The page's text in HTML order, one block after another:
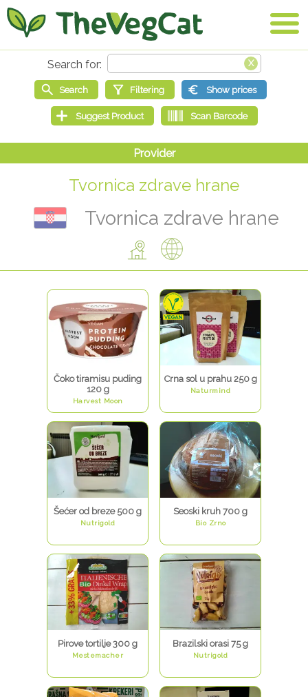
Tvornica zdrave hrane
Tvornica zdrave hrane
Čoko tiramisu puding
120 g
Harvest Moon
Crna sol u prahu 250 g
Naturmind
Šećer od breze 500 g
Nutrigold
Seoski kruh 700 g
Bio Zrno
Pirove tortilje 300 g
Mestemacher
Brazilski orasi 75 g
Nutrigold